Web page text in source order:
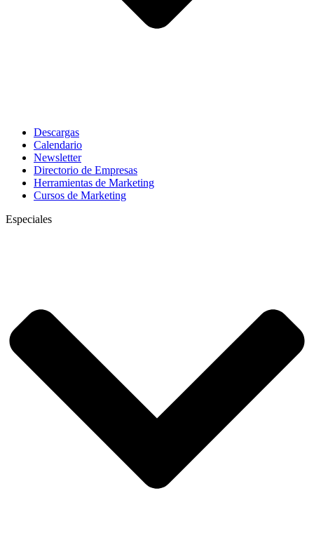
Descargas
Calendario
Newsletter
Directorio de Empresas
Herramientas de Marketing
Cursos de Marketing
Especiales